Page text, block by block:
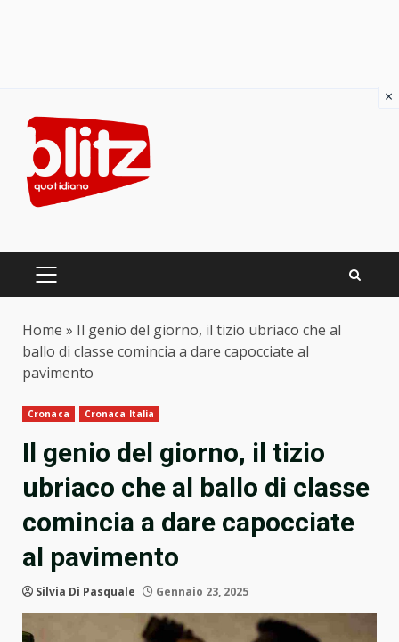
content
PRIMARY
Home » Il genio del giorno, il tizio ubriaco che al
ballo di classe comincia a dare capocciate al
pavimento
Cronaca Cronaca Italia
Il genio del giorno, il tizio
ubriaco che al ballo di classe
comincia a dare capocciate
al pavimento
Silvia Di Pasquale Gennaio 23, 2025
×